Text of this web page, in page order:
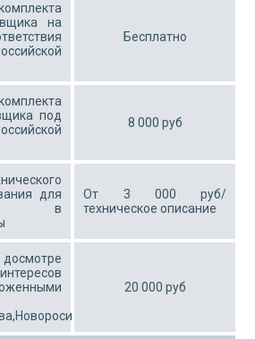
на
Бесплатно
под
8 000 руб
для
в
От 3 000 руб/
техническое описание
досмотре
20 000 руб